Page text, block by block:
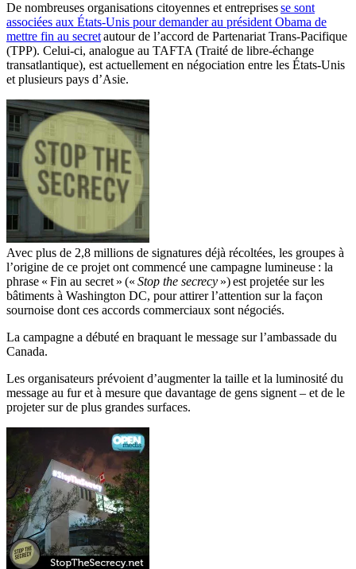
De nombreuses organisations citoyennes et entreprisesse sont
associées aux États-Unis pour demander au président Obama de
mettre fin au secretautour de l’accord de Partenariat Trans-Pacifique
(TPP). Celui-ci, analogue au TAFTA (Traité de libre-échange
transatlantique), est actuellement en négociation entre les États-Unis
et plusieurs pays d’Asie.
Avec plus de 2,8 millions de signatures déjà récoltées, les groupes à
l’origine de ce projet ont commencé une campagne lumineuse : la
phrase « Fin au secret » (« Stop the secrecy ») est projetée sur les
bâtiments à Washington DC, pour attirer l’attention sur la façon
sournoise dont ces accords commerciaux sont négociés.
La campagne a débuté en braquant le message sur l’ambassade du
Canada.
Les organisateurs prévoient d’augmenter la taille et la luminosité du
message au fur et à mesure que davantage de gens signent – et de le
projeter sur de plus grandes surfaces.